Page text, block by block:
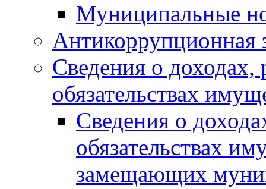
Муниципальные
Антикоррупционная
Сведения о доходах,
обязательствах
Сведения о
обязательствах
замещающих